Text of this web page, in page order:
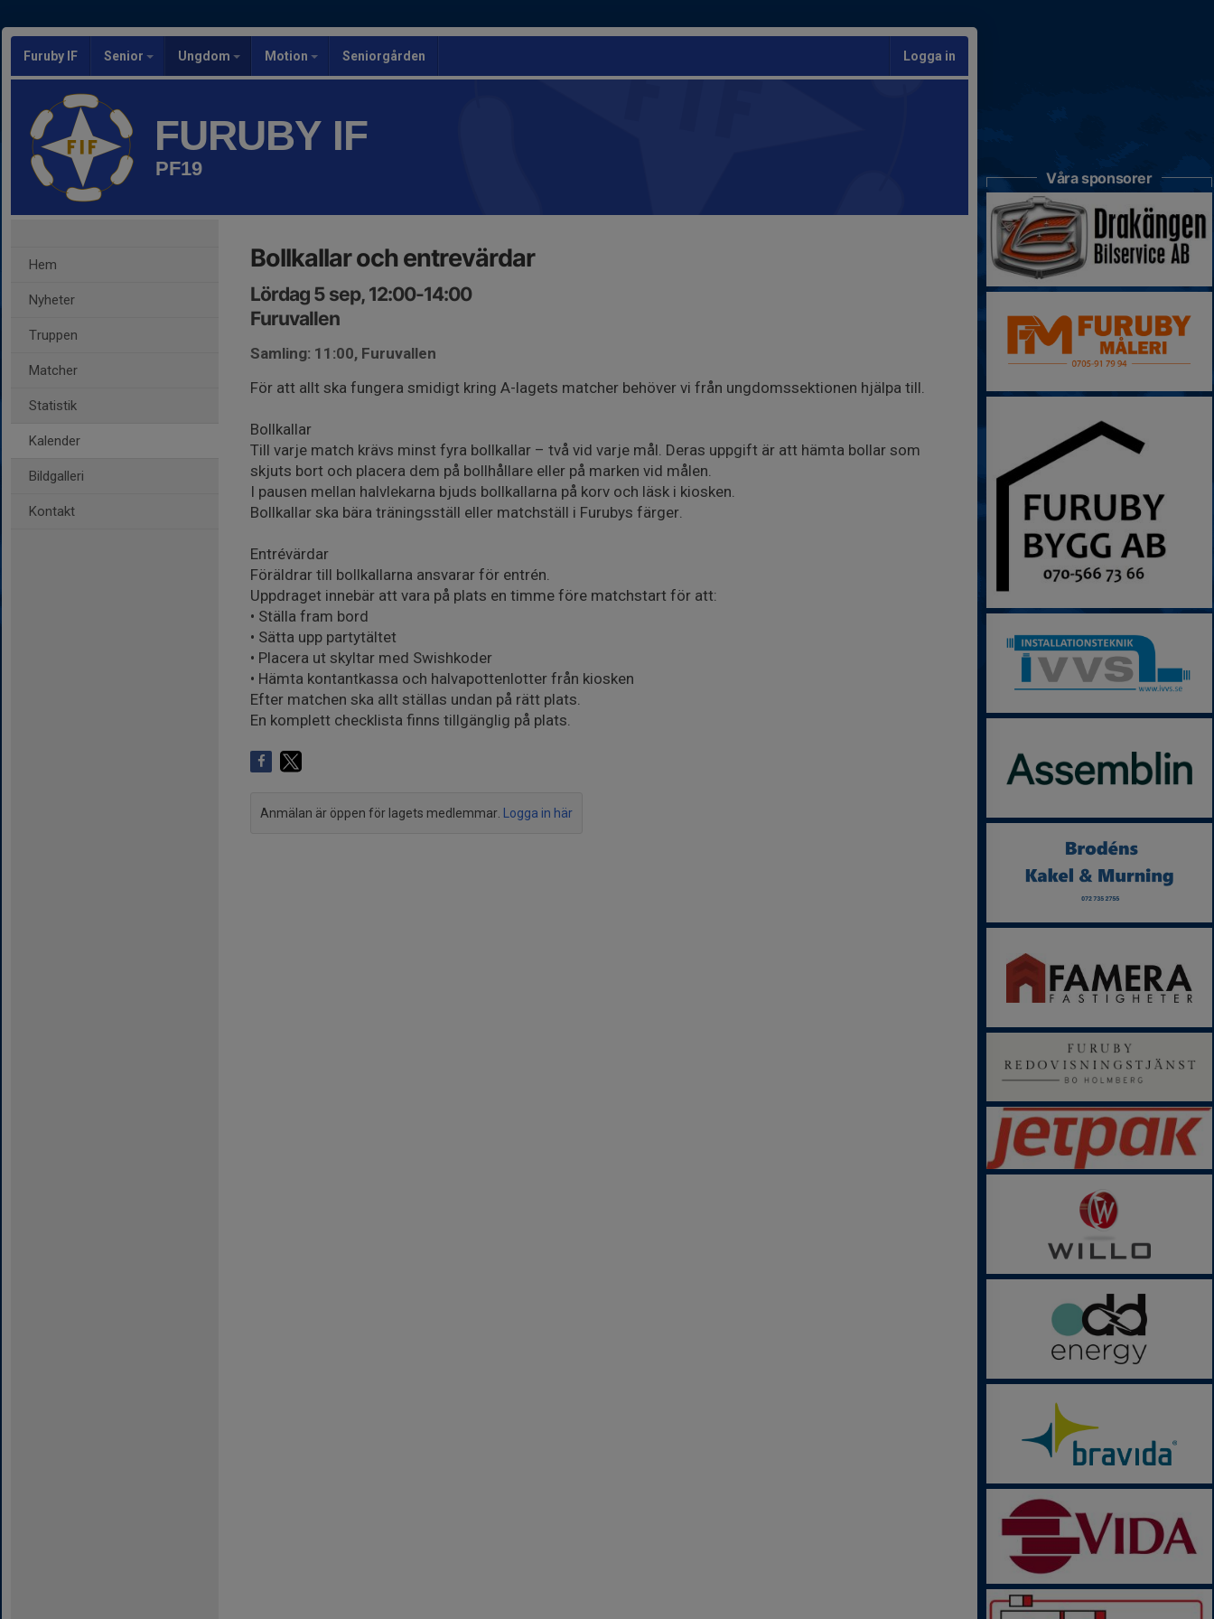
Furuby IF Senior Ungdom Motion Seniorgården Logga in
FURUBY IF
PF19
Hem
Nyheter
Truppen
Matcher
Statistik
Kalender
Bildgalleri
Kontakt
Bollkallar och entrevärdar
Lördag 5 sep, 12:00-14:00
Furuvallen
Samling: 11:00, Furuvallen
För att allt ska fungera smidigt kring A-lagets matcher behöver vi från ungdomssektionen hjälpa till.
Bollkallar
Till varje match krävs minst fyra bollkallar – två vid varje mål. Deras uppgift är att hämta bollar som
skjuts bort och placera dem på bollhållare eller på marken vid målen.
I pausen mellan halvlekarna bjuds bollkallarna på korv och läsk i kiosken.
Bollkallar ska bära träningsställ eller matchställ i Furubys färger.
Entrévärdar
Föräldrar till bollkallarna ansvarar för entrén.
Uppdraget innebär att vara på plats en timme före matchstart för att:
• Ställa fram bord
• Sätta upp partytältet
• Placera ut skyltar med Swishkoder
• Hämta kontantkassa och halvapottenlotter från kiosken
Efter matchen ska allt ställas undan på rätt plats.
En komplett checklista finns tillgänglig på plats.
Anmälan är öppen för lagets medlemmar. Logga in här
Våra sponsorer